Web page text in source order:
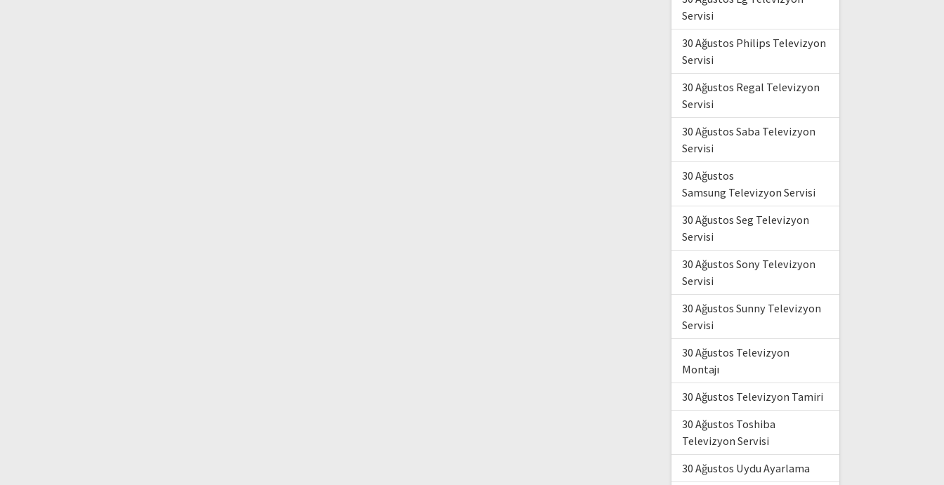
Servisi
30 Ağustos Philips Televizyon
Servisi
30 Ağustos Regal Televizyon
Servisi
30 Ağustos Saba Televizyon
Servisi
30 Ağustos
Samsung Televizyon Servisi
30 Ağustos Seg Televizyon
Servisi
30 Ağustos Sony Televizyon
Servisi
30 Ağustos Sunny Televizyon
Servisi
30 Ağustos Televizyon
Montajı
30 Ağustos Televizyon Tamiri
30 Ağustos Toshiba
Televizyon Servisi
30 Ağustos Uydu Ayarlama